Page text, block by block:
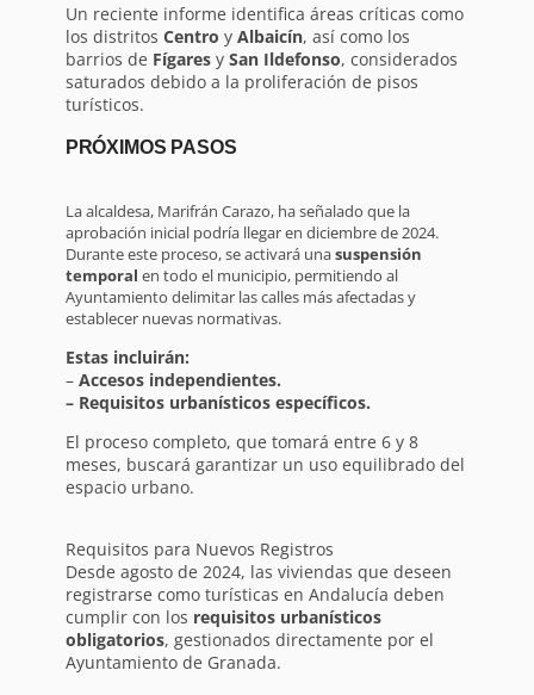
Un reciente informe identifica áreas críticas como
los distritos Centro y Albaicín, así como los
barrios de Fígaresy San Ildefonso, considerados
saturados debido a la proliferación de pisos
turísticos.
PRÓXIMOS PASOS
La alcaldesa, Marifrán Carazo, ha señalado que la
aprobación inicial podría llegar en diciembre de 2024.
Durante este proceso, se activará unasuspensión
temporal en todo el municipio, permitiendo al
Ayuntamiento delimitar las calles más afectadas y
establecer nuevas normativas.
Estas incluirán:
– Accesos independientes.
– Requisitos urbanísticos específicos.
El proceso completo, que tomará entre 6 y 8
meses, buscará garantizar un uso equilibrado del
espacio urbano.
Requisitos para Nuevos Registros
Desde agosto de 2024, las viviendas que deseen
registrarse como turísticas en Andalucía deben
cumplir con los requisitos urbanísticos
obligatorios, gestionados directamente por el
Ayuntamiento de Granada.